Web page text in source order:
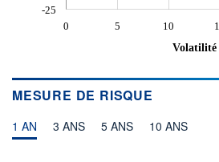
-25
0 5 10
Volatilité
MESURE DE RISQUE
1 AN 3 ANS 5 ANS 10 ANS